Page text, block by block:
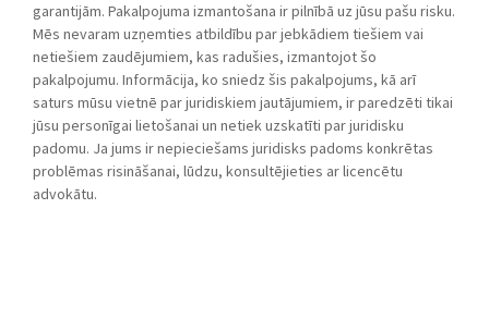
garantijām. Pakalpojuma izmantošana ir pilnībā uz jūsu pašu risku.
Mēs nevaram uzņemties atbildību par jebkādiem tiešiem vai
netiešiem zaudējumiem, kas radušies, izmantojot šo
pakalpojumu. Informācija, ko sniedz šis pakalpojums, kā arī
saturs mūsu vietnē par juridiskiem jautājumiem, ir paredzēti tikai
jūsu personīgai lietošanai un netiek uzskatīti par juridisku
padomu. Ja jums ir nepieciešams juridisks padoms konkrētas
problēmas risināšanai, lūdzu, konsultējieties ar licencētu
advokātu.